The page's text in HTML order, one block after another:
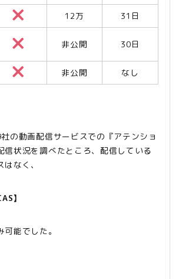
12万
31日
非公開 30日
非公開 なし
の動画配信サービスでの『アテンショ
信状況を調べたところ、配信している
なく、
】
能でした。